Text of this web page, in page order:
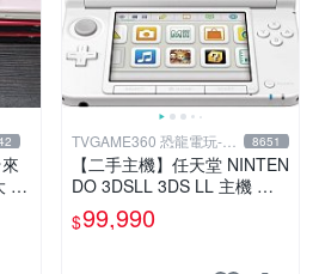
TVGAME360 恐龍電玩-台
中店
8651
【二手主機】任天堂 NINTEN
DO 3DSLL 3DS LL 主機 日
文版 日本機 日規機 白色 附
充電器 裸裝 台中
$99,990